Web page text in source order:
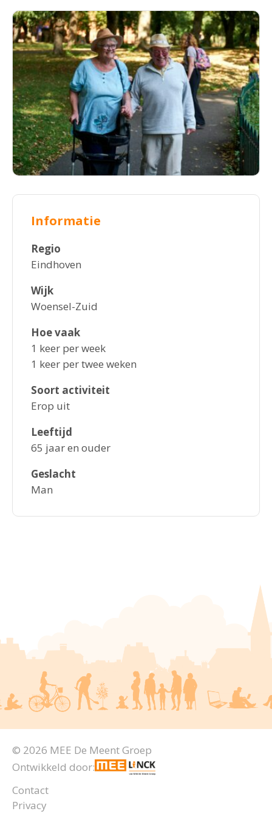
Informatie
Regio
Eindhoven
Wijk
Woensel-Zuid
Hoe vaak
1 keer per week
1 keer per twee weken
Soort activiteit
Erop uit
Leeftijd
65 jaar en ouder
Geslacht
Man
© 2026 MEE De Meent Groep
Ontwikkeld door:
Contact
Privacy